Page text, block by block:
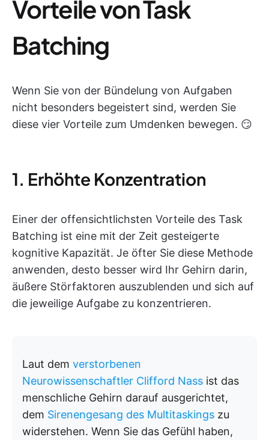
Vorteile von Task
Batching
Wenn Sie von der Bündelung von Aufgaben
nicht besonders begeistert sind, werden Sie
diese vier Vorteile zum Umdenken bewegen. 😏
1. Erhöhte Konzentration
Einer der offensichtlichsten Vorteile des Task
Batching ist eine mit der Zeit gesteigerte
kognitive Kapazität. Je öfter Sie diese Methode
anwenden, desto besser wird Ihr Gehirn darin,
äußere Störfaktoren auszublenden und sich auf
die jeweilige Aufgabe zu konzentrieren.
Laut dem verstorbenen
Neurowissenschaftler Clifford Nass ist das
menschliche Gehirn darauf ausgerichtet,
dem Sirenengesang des Multitaskings zu
widerstehen. Wenn Sie das Gefühl haben,